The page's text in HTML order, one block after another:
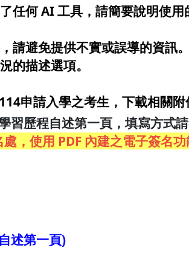
任何 AI 工具，請簡要說明使
請避免提供不實或誤導的資訊
的描述選項。
申請入學之考生，下載相關附
習歷程自述第一頁，填寫方式
，使用 PDF 內建之電子簽名
述第一頁)